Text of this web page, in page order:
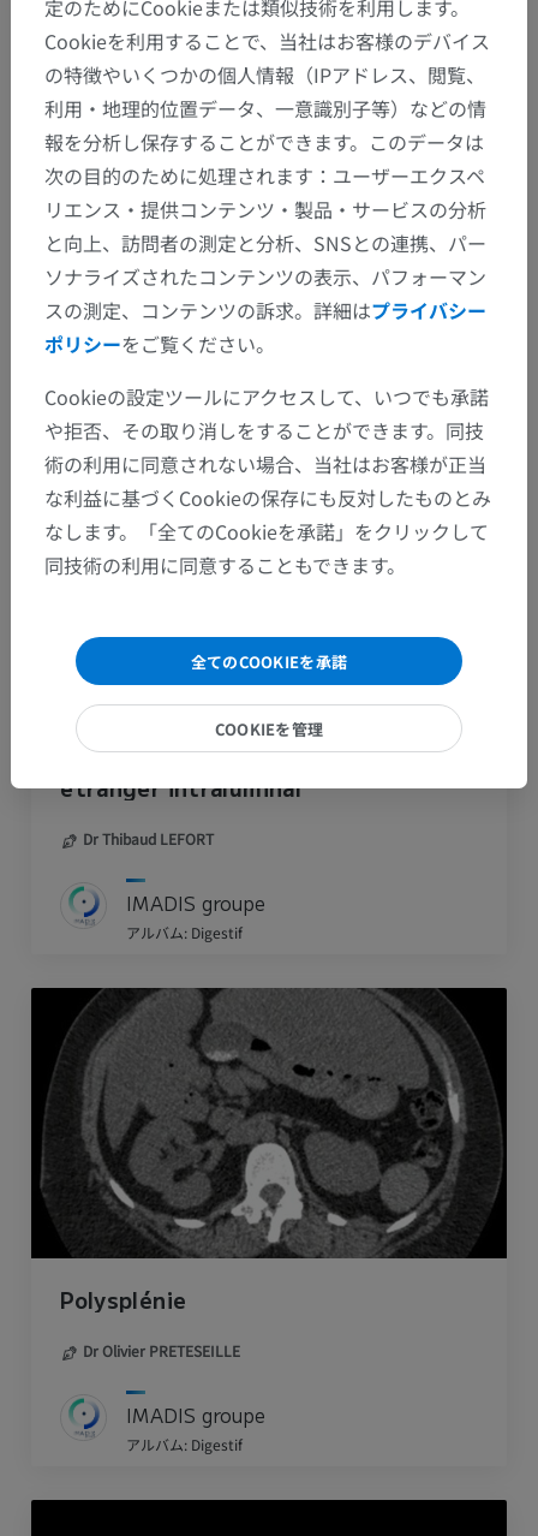
Syndrome occlsif sur masse
rétractile inflammatoire
péripancréatique
Dr Audrey OGNONG-BOULEMO
アルバム: Digestif
Occlusion grêlique sur corps
étranger intraluminal
Dr Thibaud LEFORT
IMADIS groupe
アルバム: Digestif
Polysplénie
Dr Olivier PRETESEILLE
IMADIS groupe
アルバム: Digestif
定のためにCookieまたは類似技術を利用します。
Cookieを利用することで、当社はお客様のデバイス
の特徴やいくつかの個人情報（IPアドレス、閲覧、
利用・地理的位置データ、一意識別子等）などの情
報を分析し保存することができます。このデータは
次の目的のために処理されます：ユーザーエクスペ
リエンス・提供コンテンツ・製品・サービスの分析
と向上、訪問者の測定と分析、SNSとの連携、パー
ソナライズされたコンテンツの表示、パフォーマン
スの測定、コンテンツの訴求。詳細はプライバシー
ポリシーをご覧ください。
Cookieの設定ツールにアクセスして、いつでも承諾
や拒否、その取り消しをすることができます。同技
術の利用に同意されない場合、当社はお客様が正当
な利益に基づくCookieの保存にも反対したものとみ
なします。「全てのCookieを承諾」をクリックして
同技術の利用に同意することもできます。
全てのCOOKIEを承諾
COOKIEを管理